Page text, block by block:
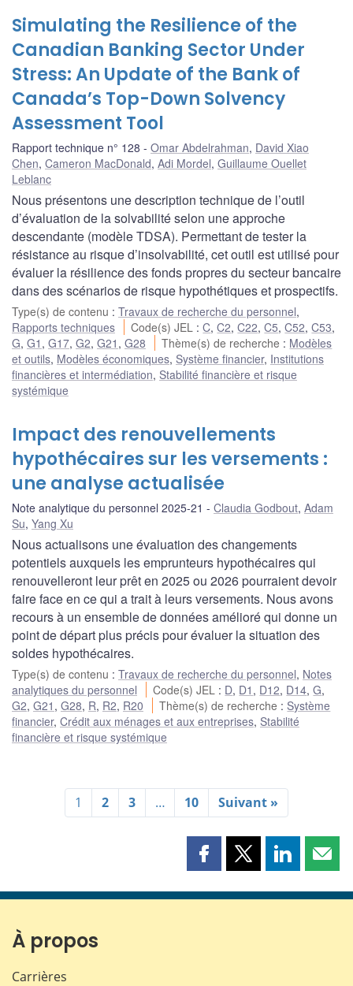
Simulating the Resilience of the
Canadian Banking Sector Under
Stress: An Update of the Bank of
Canada’s Top-Down Solvency
Assessment Tool
Rapport technique n° 128 Omar Abdelrahman, David Xiao
Chen, Cameron MacDonald, Adi Mordel, Guillaume Ouellet
Leblanc
Nous présentons une description technique de l’outil
d’évaluation de la solvabilité selon une approche
descendante (modèle TDSA). Permettant de tester la
résistance au risque d’insolvabilité, cet outil est utilisé pour
évaluer la résilience des fonds propres du secteur bancaire
dans des scénarios de risque hypothétiques et prospectifs.
Type(s) de contenu : Travaux de recherche du personnel,
Rapports techniques
Code(s) JEL :C,C2,C22,C5,C52,C53,
G, G1 , G17, G2, G21 , G28 Thème(s) de recherche : Modèles
et outils, Modèles économiques, Système financier, Institutions
financières et intermédiation, Stabilité financière et risque
systémique
Impact des renouvellements
hypothécaires sur les versements :
une analyse actualisée
Note analytique du personnel 2025-21 Claudia Godbout, Adam
Su, Yang Xu
Nous actualisons une évaluation des changements
potentiels auxquels les emprunteurs hypothécaires qui
renouvelleront leur prêt en 2025 ou 2026 pourraient devoir
faire face en ce qui a trait à leurs versements. Nous avons
recours à un ensemble de données amélioré qui donne un
point de départ plus précis pour évaluer la situation des
soldes hypothécaires.
Type(s) de contenu : Travaux de recherche du personnel, Notes
analytiques du personnel
Code(s) JEL : D, D1 , D12, D14,G,
G2, G21 , G28, R, R2, R20 Thème(s) de recherche : Système
financier, Crédit aux ménages et aux entreprises, Stabilité
financière et risque systémique
1 2 3 … 10 Suivant »
Partager
page
Partager
page
Partager
page page
À propos
Carrières